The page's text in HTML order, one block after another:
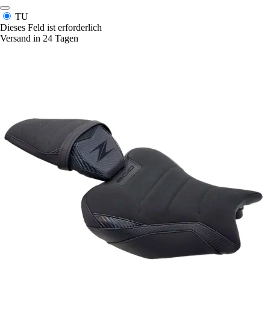
TU
Dieses Feld ist erforderlich
Versand in 24 Tagen